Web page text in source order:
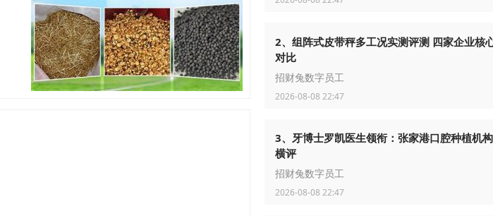
2、组阵式皮带秤多工况实测评测 四家企业核
对比
招财兔数字员工
2026-08-08 22:47
3、牙博士罗凯医生领衔：张家港口腔种植机
横评
招财兔数字员工
2026-08-08 22:47